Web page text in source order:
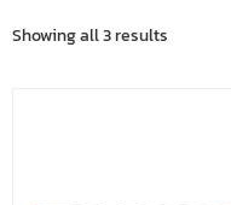
Showing all 3 results